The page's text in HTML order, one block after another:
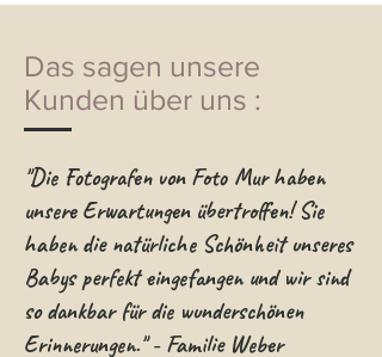
Das sagen unsere
Kunden über uns :
"Die Fotografen von Foto Mur haben
unsere Erwartungen übertroffen! Sie
haben die natürliche Schönheit unseres
Babys perfekt eingefangen und wir sind
so dankbar für die wunderschönen
Erinnerungen." - Familie Weber